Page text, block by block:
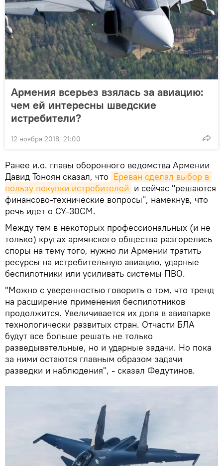
Армения всерьез взялась за авиацию:
чем ей интересны шведские
истребители?
12 ноября 2018, 21:00
Ранее и.о. главы оборонного ведомства Армении
Давид Тоноян сказал, что Ереван сделал выбор в
пользу покупки истребителей и сейчас "решаются
финансово-технические вопросы", намекнув, что
речь идет о СУ-30СМ.
Между тем в некоторых профессиональных (и не
только) кругах армянского общества разгорелись
споры на тему того, нужно ли Армении тратить
ресурсы на истребительную авиацию, ударные
беспилотники или усиливать системы ПВО.
"Можно с уверенностью говорить о том, что тренд
на расширение применения беспилотников
продолжится. Увеличивается их доля в авиапарке
технологически развитых стран. Отчасти БЛА
будут все больше решать не только
разведывательные, но и ударные задачи. Но пока
за ними остаются главным образом задачи
разведки и наблюдения", - сказал Федутинов.